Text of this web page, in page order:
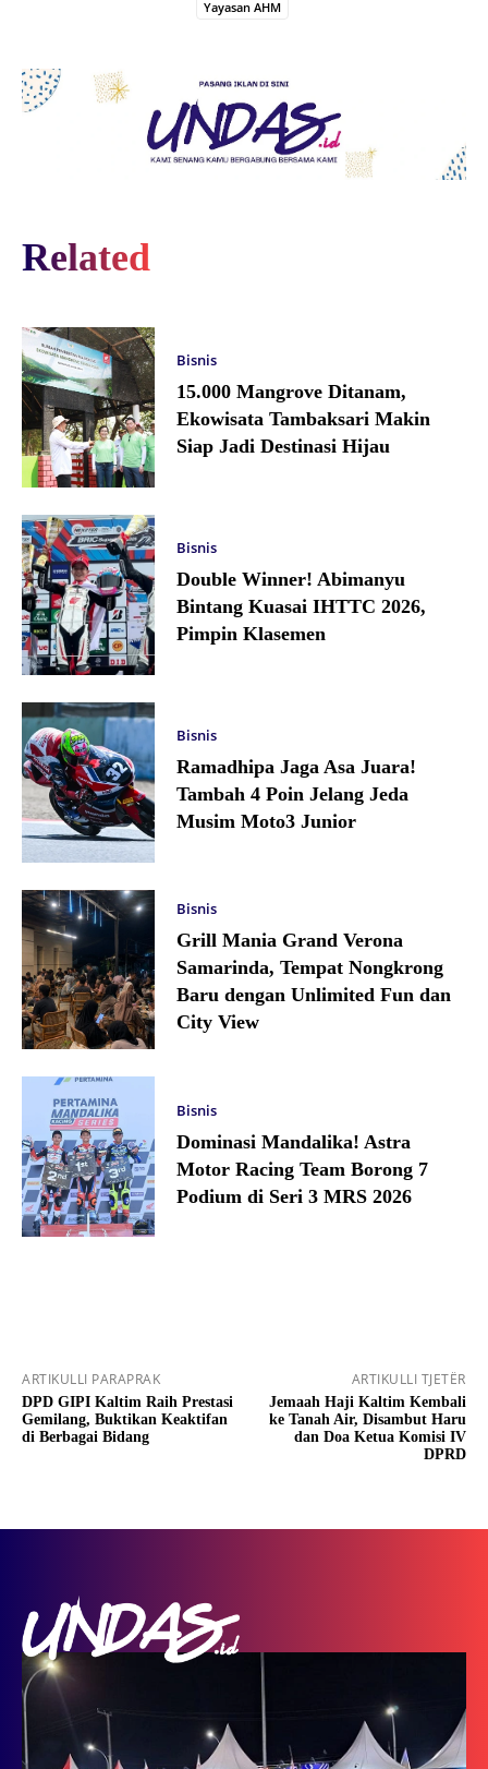
Related
Bisnis
15.000 Mangrove Ditanam,
Ekowisata Tambaksari Makin
Siap Jadi Destinasi Hijau
Bisnis
Double Winner! Abimanyu
Bintang Kuasai IHTTC 2026,
Pimpin Klasemen
Bisnis
Ramadhipa Jaga Asa Juara!
Tambah 4 Poin Jelang Jeda
Musim Moto3 Junior
Bisnis
Grill Mania Grand Verona
Samarinda, Tempat Nongkrong
Baru dengan Unlimited Fun dan
City View
Bisnis
Dominasi Mandalika! Astra
Motor Racing Team Borong 7
Podium di Seri 3 MRS 2026
Yayasan AHM
ARTIKULLI PARAPRAK
DPD GIPI Kaltim Raih Prestasi
Gemilang, Buktikan Keaktifan
di Berbagai Bidang
ARTIKULLI TJETËR
Jemaah Haji Kaltim Kembali
ke Tanah Air, Disambut Haru
dan Doa Ketua Komisi IV
DPRD